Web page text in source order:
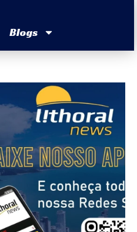
Blogs